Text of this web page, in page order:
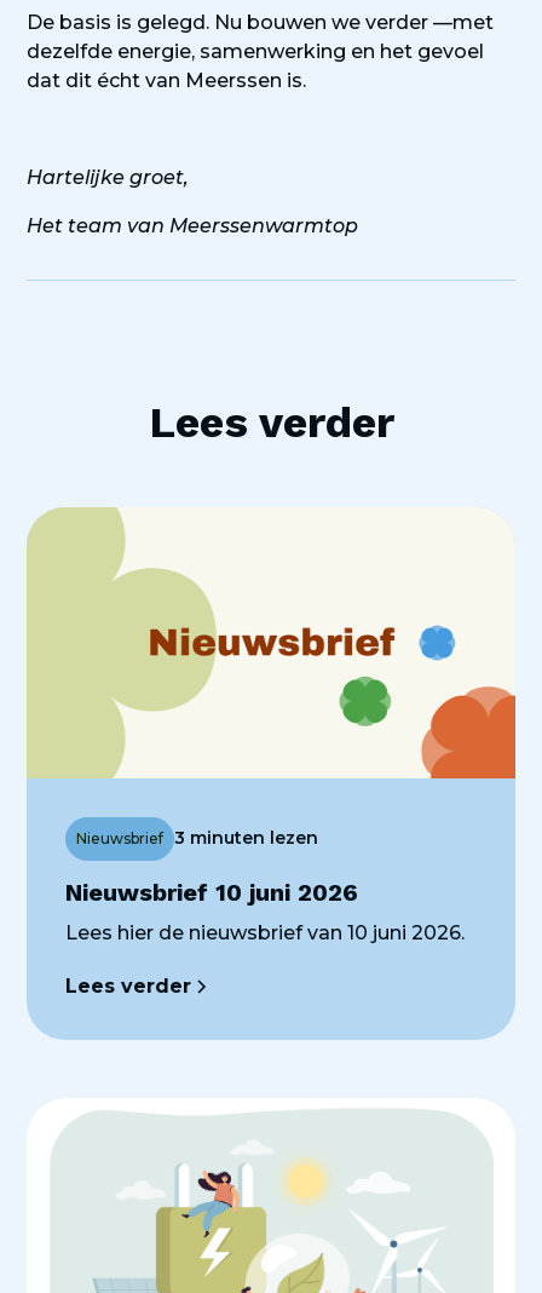
De basis is gelegd. Nu bouwen we verder —met
dezelfde energie, samenwerking en het gevoel
dat dit écht van Meerssen is.
Hartelijke groet,
Het team van Meerssenwarmtop
Lees verder
Nieuwsbrief 10 juni 2026
Nieuwsbrief 3 minuten lezen
Lees hier de nieuwsbrief van 10 juni 2026.
Lees verder